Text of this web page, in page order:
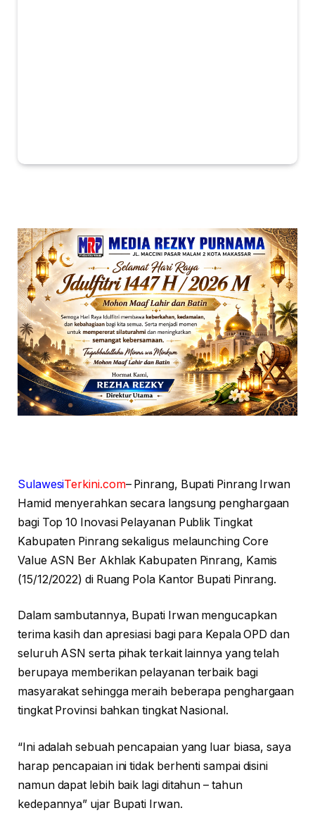
SulawesiTerkini.com– Pinrang, Bupati Pinrang Irwan
Hamid menyerahkan secara langsung penghargaan
bagi Top 10 Inovasi Pelayanan Publik Tingkat
Kabupaten Pinrang sekaligus melaunching Core
Value ASN Ber Akhlak Kabupaten Pinrang, Kamis
(15/12/2022) di Ruang Pola Kantor Bupati Pinrang.
Dalam sambutannya, Bupati Irwan mengucapkan
terima kasih dan apresiasi bagi para Kepala OPD dan
seluruh ASN serta pihak terkait lainnya yang telah
berupaya memberikan pelayanan terbaik bagi
masyarakat sehingga meraih beberapa penghargaan
tingkat Provinsi bahkan tingkat Nasional.
“Ini adalah sebuah pencapaian yang luar biasa, saya
harap pencapaian ini tidak berhenti sampai disini
namun dapat lebih baik lagi ditahun – tahun
kedepannya” ujar Bupati Irwan.